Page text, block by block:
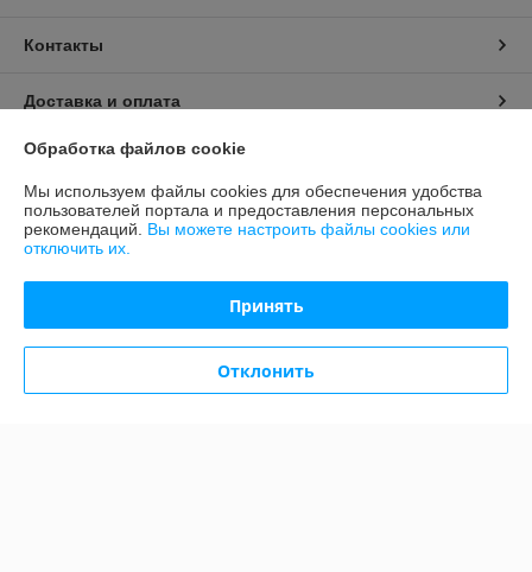
Контакты
Доставка и оплата
График работы
Полная версия сайта
Сайт создан на платформе Deal.by
Обработка файлов cookie
Мы используем файлы cookies для обеспечения удобства
пользователей портала и предоставления персональных
рекомендаций. Вы можете настроить файлы cookies или
отключить их.
Принять
Отклонить